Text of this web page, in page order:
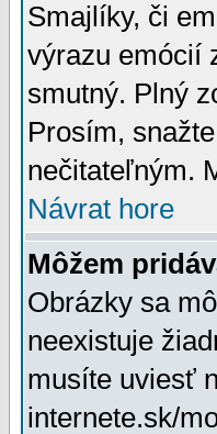
Smajlíky, či
výrazu emócií
smutný. Plný
Prosím,
nečitateľným.
Návrat hore
Môžem
Obrázky sa
neexistuje
musíte uviesť
internete.sk/